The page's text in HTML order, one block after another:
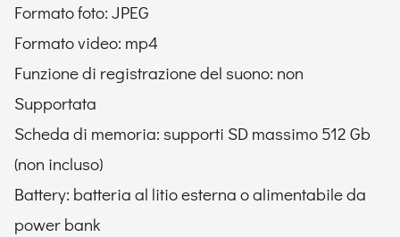
Formato foto: JPEG
Formato video: mp4
Funzione di registrazione del suono: non
Supportata
Scheda di memoria: supporti SD massimo 512 Gb
(non incluso)
Battery: batteria al litio esterna o alimentabile da
power bank